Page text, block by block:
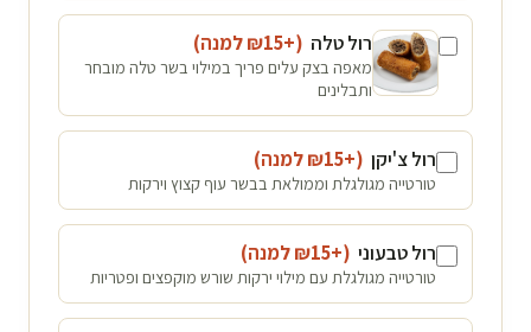
רול טלה (+₪
15 למנה)
מאפה בצק עלים פריך במילוי בשר טלה מובחר
ותבלינים
רול צ'יקן (+₪
15 למנה)
טורטייה מגולגלת וממולאת בבשר עוף קצוץ וירקות
רול טבעוני (+₪
15 למנה)
טורטייה מגולגלת עם מילוי ירקות שורש מוקפצים ופטריות